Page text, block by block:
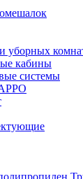
кабины
системы